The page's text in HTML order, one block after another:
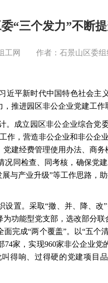
“三个发力”不断
工网 作者：石景山区委
近平新时代中国特色社会主
推进园区非公企业党建工作
。成立园区非公企业综合党
作，营造非公企业和非公
建经费管理使用办法、商
同检查、同考核，确保党
与产业升级”等工作思路，
设置。采取“撤、并、降、改
功能型党支部，选改部分
完成“两个覆盖”。以“五
家，实现960家非公企业
得响、过得硬的党建项